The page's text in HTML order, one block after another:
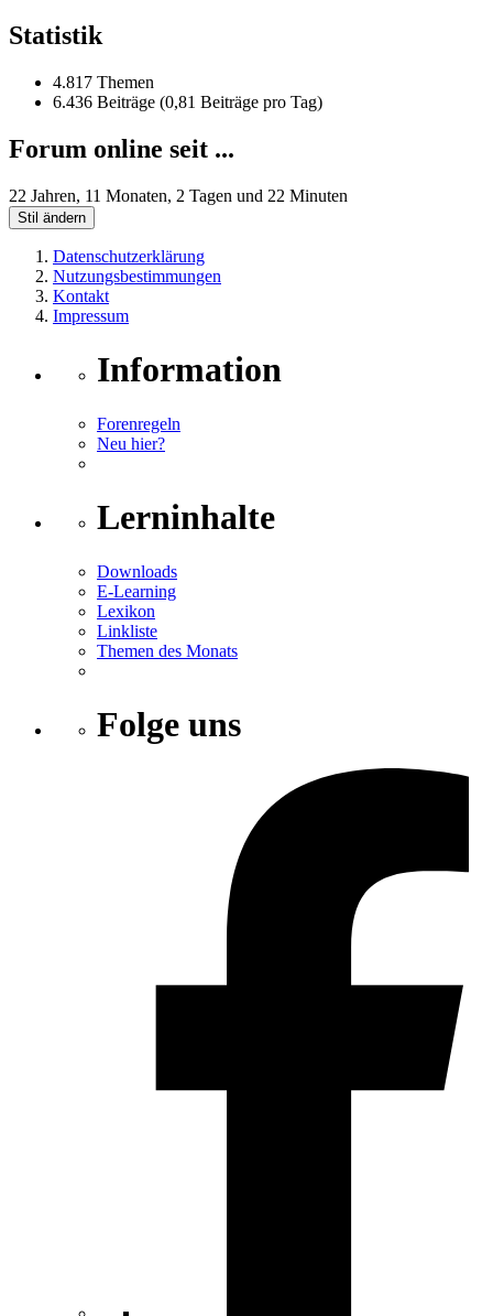
Statistik
4.817 Themen
6.436 Beiträge (0,81 Beiträge pro Tag)
Forum online seit ...
22 Jahren, 11 Monaten, 2 Tagen und 22 Minuten
Stil ändern
Datenschutzerklärung
Nutzungsbestimmungen
Kontakt
Impressum
Information
Forenregeln
Neu hier?
Lerninhalte
Downloads
E-Learning
Lexikon
Linkliste
Themen des Monats
Folge uns